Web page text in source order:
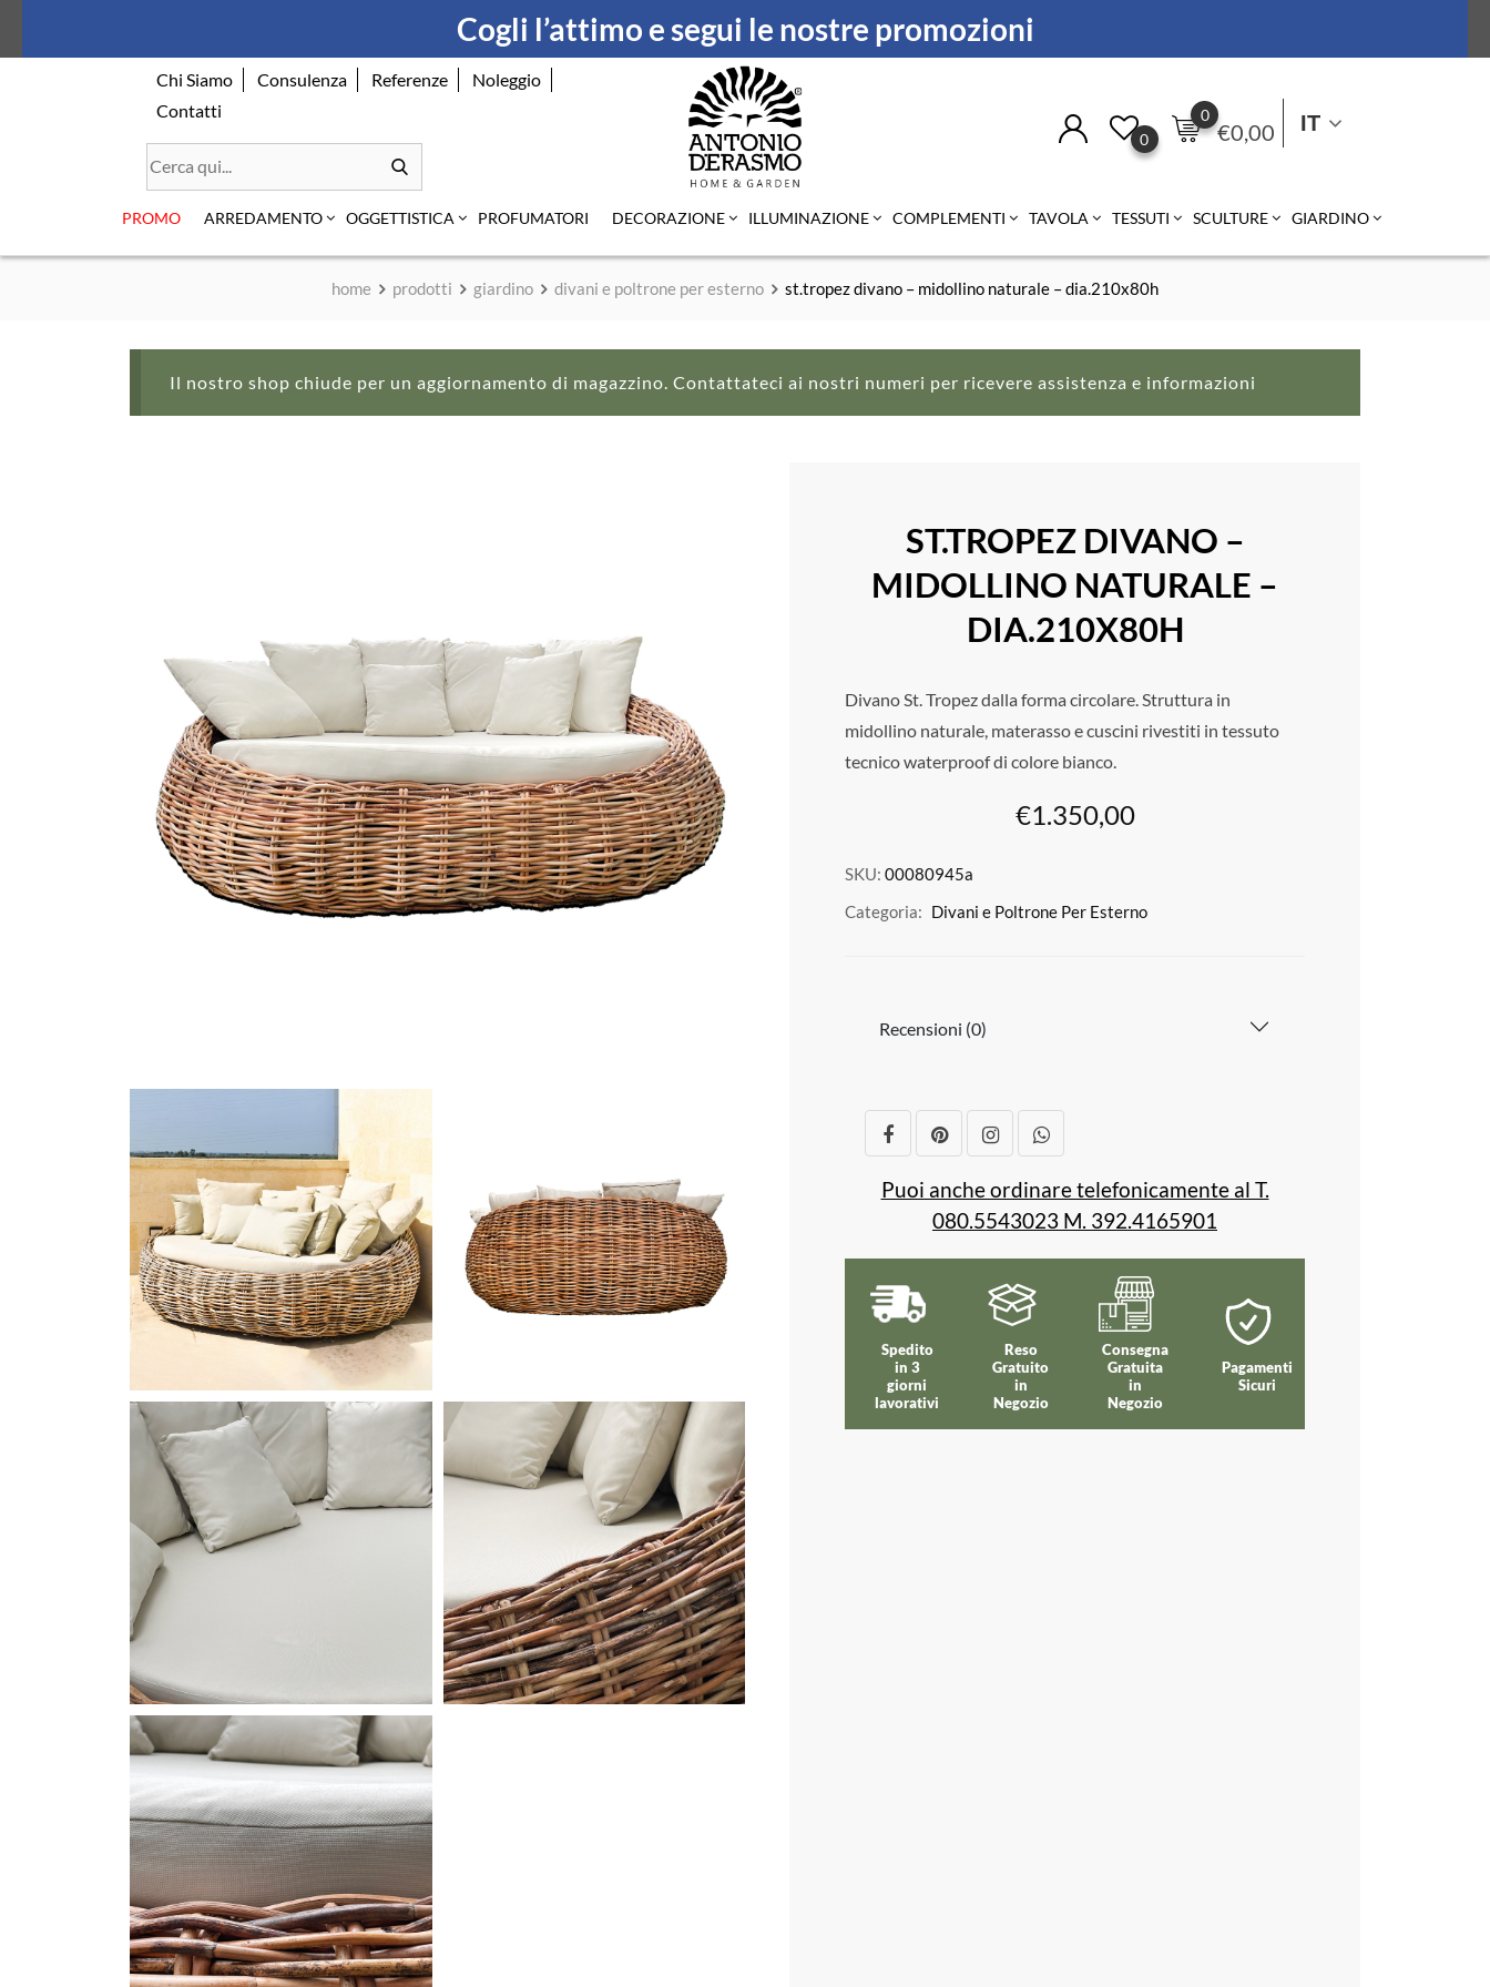
Cogli l’attimo e segui le nostre promozioni
Chi Siamo Consulenza Referenze
Noleggio
Contatti
€0,00
0
0
IT
PROMO ARREDAMENTO OGGETTISTICA PROFUMATORI DECORAZIONE ILLUMINAZIONE COMPLEMENTI TAVOLA TESSUTI SCULTURE GIARDINO
home prodotti giardino divani e poltrone per esterno st.tropez divano – midollino naturale – dia.210x80h
Il nostro shop chiude per un aggiornamento di magazzino. Contattateci ai nostri numeri per ricevere assistenza e informazioni
ST.TROPEZ DIVANO –
MIDOLLINO NATURALE –
DIA.210X80H
Divano St. Tropez dalla forma circolare. Struttura in
midollino naturale, materasso e cuscini rivestiti in tessuto
tecnico waterproof di colore bianco.
€1.350,00
SKU: 00080945a
Categoria: Divani e Poltrone Per Esterno
Recensioni (0)
Puoi anche ordinare telefonicamente al T.
080.5543023 M. 392.4165901
Spedito
in 3
giorni
lavorativi
Reso
Gratuito
in
Negozio
Consegna
Gratuita
in
Negozio
Pagamenti
Sicuri